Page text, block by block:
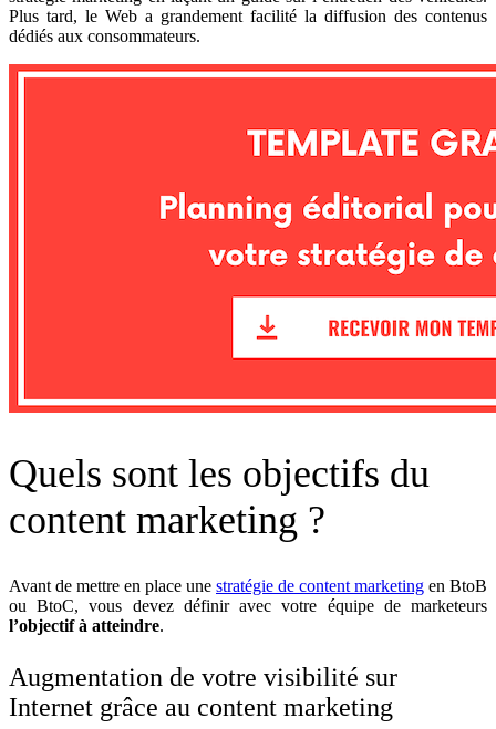
Plus tard, le Web a grandement facilité la diffusion des contenus
dédiés aux consommateurs.
Quels sont les objectifs du
content marketing ?
Avant de mettre en place une stratégie de content marketing en BtoB
ou BtoC, vous devez définir avec votre équipe de marketeurs
l’objectif à atteindre.
Augmentation de votre visibilité sur
Internet grâce au content marketing